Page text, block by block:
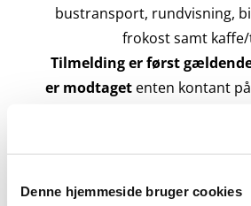
Denne hjemmeside bruger cookies
bustransport, rundvisning,
frokost samt
Tilmelding er først
er modtagetenten kontant
via bankoverførsel reg.